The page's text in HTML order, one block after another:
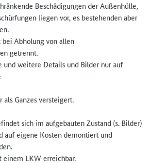
Beschädigungen der Außenhülle,
liegen vor, es bestehenden aber
bei Abholung von allen
getrennt.
und weitere Details und Bilder nur auf
Ganzes versteigert.
sich im aufgebauten Zustand (s. Bilder)
auf eigene Kosten demontiert und
LKW erreichbar.